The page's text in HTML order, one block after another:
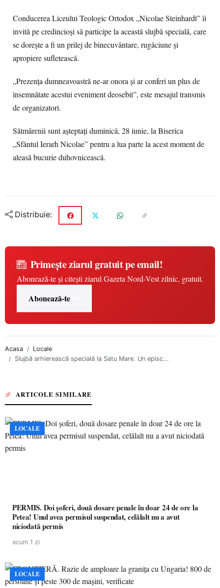
Conducerea Liceului Teologic Ortodox „Nicolae Steinhardt” îi
invită pe credincioși să participe la această slujbă specială, care
se dorește a fi un prilej de binecuvântare, rugăciune și
apropiere sufletească.
„Prezența dumneavoastră ne-ar onora și ar conferi un plus de
însemnătate acestui eveniment deosebit”, este mesajul transmis
de organizatori.
Sătmărenii sunt așteptați duminică, 28 iunie, la Biserica
„Sfântul Ierarh Nicolae” pentru a lua parte la acest moment de
aleasă bucurie duhovnicească.
Distribuie:
Primește ziarul gratuit pe email!
Abonează-te și citești ziarul Gazeta Nord-Vest zilnic, gratuit.
Abonează-te
Acasa
Locale
Slujbă arhierească specială la Satu Mare. Un episc...
ARTICOLE SIMILARE
LOCALE
PERMIS. Doi șoferi, două dosare penale în doar 24 de ore la
Petea! Unul avea permisul suspendat, celălalt nu a avut
niciodată permis
acum 1 zi
LOCALE